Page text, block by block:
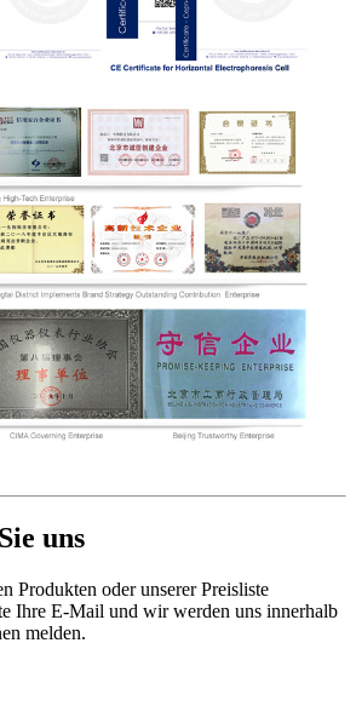
uns
Produkten oder unserer Preisliste
Ihre E-Mail und wir werden uns innerhalb
melden.